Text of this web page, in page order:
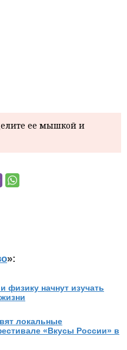
ее мышкой и
»:
физику начнут изучать
локальные
«Вкусы России» в